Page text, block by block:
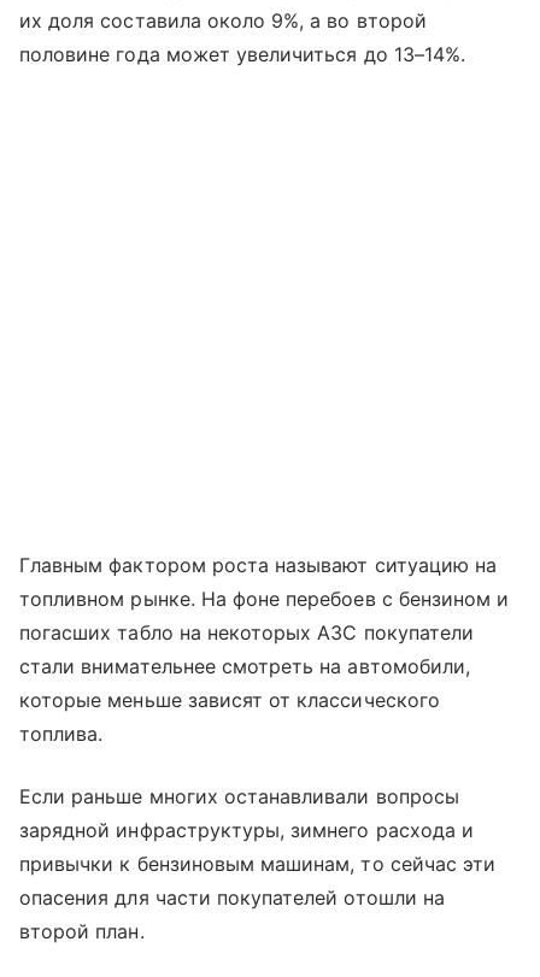
их доля составила около 9%, а во второй
половине года может увеличиться до 13–14%.
Главным фактором роста называют ситуацию на
топливном рынке. На фоне перебоев с бензином и
погасших табло на некоторых АЗС покупатели
стали внимательнее смотреть на автомобили,
которые меньше зависят от классического
топлива.
Если раньше многих останавливали вопросы
зарядной инфраструктуры, зимнего расхода и
привычки к бензиновым машинам, то сейчас эти
опасения для части покупателей отошли на
второй план.